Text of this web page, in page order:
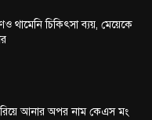
থামেনি চিকিৎসা ব্যয়, মেয়েকে
আনার অপর নাম কেএস মং